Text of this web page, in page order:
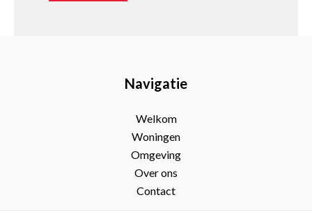
Navigatie
Welkom
Woningen
Omgeving
Over ons
Contact